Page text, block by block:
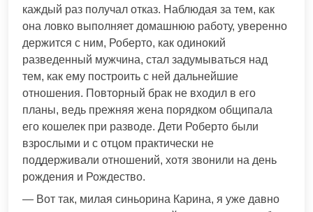
каждый раз получал отказ. Наблюдая за тем, как
она ловко выполняет домашнюю работу, уверенно
держится с ним, Роберто, как одинокий
разведенный мужчина, стал задумываться над
тем, как ему построить с ней дальнейшие
отношения. Повторный брак не входил в его
планы, ведь прежняя жена порядком общипала
его кошелек при разводе. Дети Роберто были
взрослыми и с отцом практически не
поддерживали отношений, хотя звонили на день
рождения и Рождество.
— Вот так, милая синьорина Карина, я уже давно